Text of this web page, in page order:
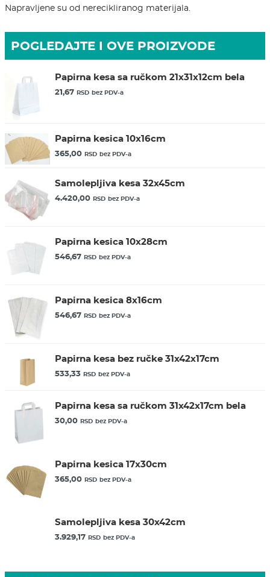
Napravljene su od nerecikliranog materijala.
POGLEDAJTE I OVE PROIZVODE
Papirna kesa sa ručkom 21x31x12cm bela
21,67 RSD bez PDV-a
Papirna kesica 10x16cm
365,00 RSD bez PDV-a
Samolepljiva kesa 32x45cm
4.420,00 RSD bez PDV-a
Papirna kesica 10x28cm
546,67 RSD bez PDV-a
Papirna kesica 8x16cm
546,67 RSD bez PDV-a
Papirna kesa bez ručke 31x42x17cm
533,33 RSD bez PDV-a
Papirna kesa sa ručkom 31x42x17cm bela
30,00 RSD bez PDV-a
Papirna kesica 17x30cm
365,00 RSD bez PDV-a
Samolepljiva kesa 30x42cm
3.929,17 RSD bez PDV-a